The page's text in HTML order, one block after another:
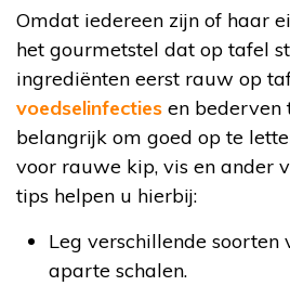
Omdat iedereen zijn of haar
het gourmetstel dat op tafel
ingrediënten eerst rauw op
voedselinfecties en bederven
belangrijk om goed op te
voor rauwe kip, vis en ander
tips helpen u hierbij:
Leg verschillende soorten
aparte schalen.